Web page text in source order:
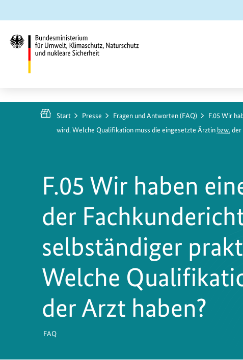
Hauptinhalt
springen
Suche
springen
Hauptnavigation
springen
Umwelt,
Klimaschutz,
Sicherheit
Start Presse Fragen und Antworten (FAQ)
F.05 Wir
wird. Welche Qualifikation muss die eingesetzte Ärztin bzw. der
F.05 Wir haben
der
selbständiger
Welche
der Arzt haben?
FAQ